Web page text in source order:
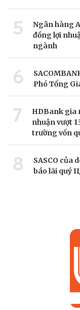
5
Ngân hàng
đồng lợi
ngành
6
Phó Tổng
7
HDBank gia
nhuận vượt
trường vốn
8
SASCO của
báo lãi quý